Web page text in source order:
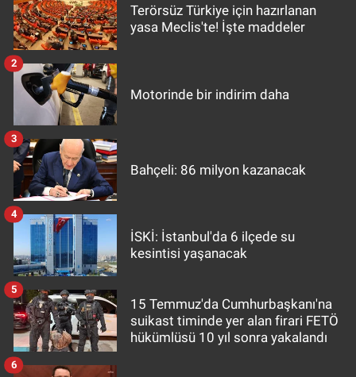
Terörsüz Türkiye için hazırlanan
yasa Meclis'te! İşte maddeler
Motorinde bir indirim daha
2
Bahçeli: 86 milyon kazanacak
3
İSKİ: İstanbul'da 6 ilçede su
kesintisi yaşanacak
4
15 Temmuz'da Cumhurbaşkanı'na
suikast timinde yer alan firari FETÖ
hükümlüsü 10 yıl sonra yakalandı
5
6